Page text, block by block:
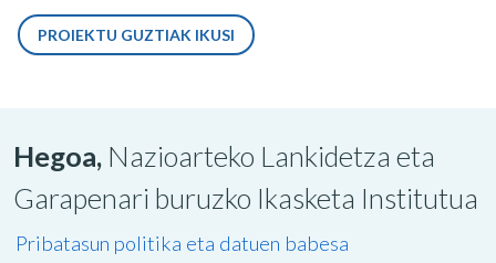
PROIEKTU GUZTIAK IKUSI
Hegoa, Nazioarteko Lankidetza eta
Garapenari buruzko Ikasketa Institutua
Pribatasun politika eta datuen babesa